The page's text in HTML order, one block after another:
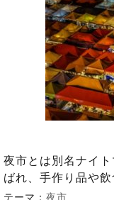
夜市とは別名ナイ
ばれ、手作り品や
テーマ： 夜市